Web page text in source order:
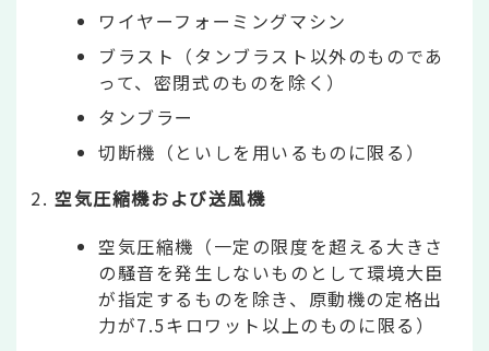
ワイヤーフォーミングマシン
ブラスト（タンブラスト以外のものであ
って、密閉式のものを除く）
タンブラー
切断機（といしを用いるものに限る）
空気圧縮機および送風機
空気圧縮機（一定の限度を超える大きさ
の騒音を発生しないものとして環境大臣
が指定するものを除き、原動機の定格出
力が7.5キロワット以上のものに限る）